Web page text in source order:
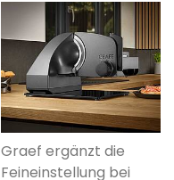
Graef ergänzt die
Feineinstellung bei